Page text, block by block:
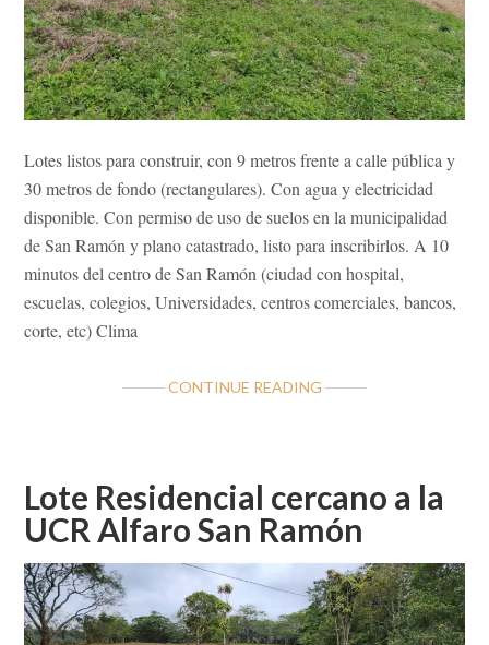
Lotes listos para construir, con 9 metros frente a calle pública y
30 metros de fondo (rectangulares). Con agua y electricidad
disponible. Con permiso de uso de suelos en la municipalidad
de San Ramón y plano catastrado, listo para inscribirlos. A 10
minutos del centro de San Ramón (ciudad con hospital,
escuelas, colegios, Universidades, centros comerciales, bancos,
corte, etc) Clima
CONTINUE READING ABOUT
SANTIAGO
Lote Residencial cercano a la
UCR Alfaro San Ramón